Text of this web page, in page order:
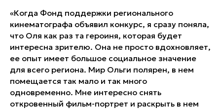
«Когда Фонд поддержки регионального
кинематографа объявил конкурс, я сразу поняла,
что Оля как раз та героиня, которая будет
интересна зрителю. Она не просто вдохновляет,
ее опыт имеет большое социальное значение
для всего региона. Мир Ольги полярен, в нем
помещается так мало и так много
одновременно. Мне интересно снять
откровенный фильм-портрет и раскрыть в нем